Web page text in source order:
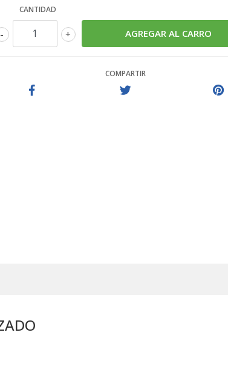
CANTIDAD
+
-
COMPARTIR